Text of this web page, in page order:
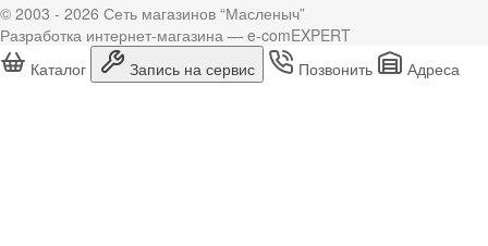
© 2003 - 2026 Сеть магазинов “Масленыч”
Разработка интернет-магазина — e-comEXPERT
Каталог
Запись на сервис Позвонить Адреса